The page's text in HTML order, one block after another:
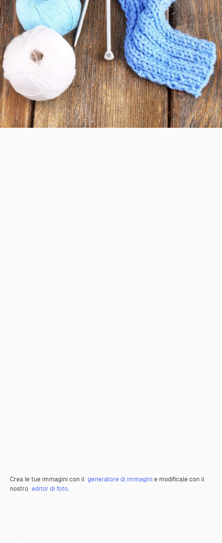
Crea le tue immagini con il generatore di immagini e modificale con il
nostro editor di foto.